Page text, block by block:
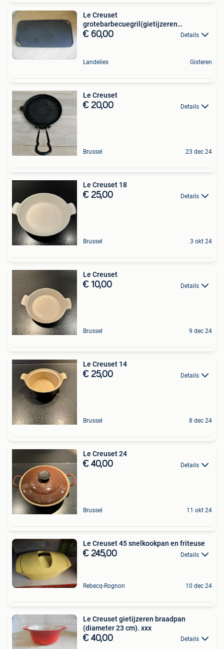
Le Creuset
grotebarbecuegril(gietijzeren
braadpan)Stacaravan
€ 60,00 Details
Landelies Gisteren
Le Creuset
€ 20,00 Details
Brussel 23 dec 24
Le Creuset 18
€ 25,00 Details
Brussel 3 okt 24
Le Creuset
€ 10,00 Details
Brussel 9 dec 24
Le Creuset 14
€ 25,00 Details
Brussel 8 dec 24
Le Creuset 24
€ 40,00 Details
Brussel 11 okt 24
Le Creuset 45 snelkookpan en friteuse
€ 245,00 Details
Rebecq-Rognon 10 dec 24
Le Creuset gietijzeren braadpan
(diameter 23 cm). xxx
€ 40,00 Details